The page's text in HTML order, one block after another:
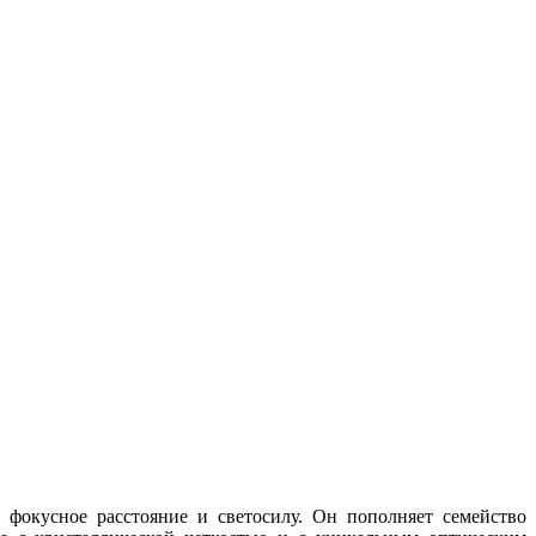
расстояние и светосилу. Он пополняет семейство